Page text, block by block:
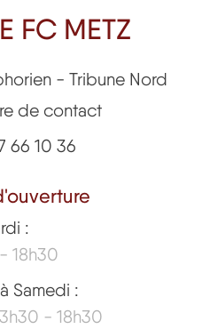
FC METZ
- Tribune Nord
de contact
66 10 36
:
18h30
Samedi :
- 18h30